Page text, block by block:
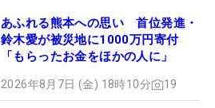
あふれる熊本への思い 首位発進・
鈴木愛が被災地に1000万円寄付
「もらったお金をほかの人に」
2026年8月7日 (金) 18時10分 19